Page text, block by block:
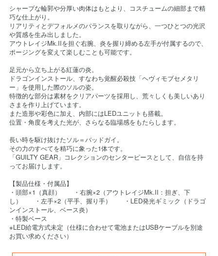
シャープな輪郭や分厚い肉体はもとより、コスチュームの細部まで精
巧な仕上がり。
リアリティとデフォルメのバランスを取りながら、一つひとつの光沢
や質感を生み出しました。
アウトレイジMk.IIを担ぐ右腕、炎を握り締める左手が付属するので、
ポージングを変えて楽しむことも可能です。
足元から立ち上がる紅蓮の炎。
ドラゴンインストール、すなわち覚醒必殺技「ヘヴィモブセメタリ
ー」を使用した際のソルの姿。
特徴的な部分は素材をクリアパーツを採用し、荒々しくも美しいあり
さまを作り上げています。
また造形や彩色に加え、内部にはLEDユニットも搭載。
位置・角度を考えた光が、さらなる臨場感をもたらします。
長い時を駆け抜けたソル＝バッドガイ。
その力のすべてを精巧に象った1体です。
「GUILTY GEAR」コレクションのセンターピースとして、自信を持
ってお届けします。
【製品仕様・付属品】
・頭部×1（真顔） ・右腕×2（アウトレイジMk.II：担ぎ、下
し） ・左手×2（平手、握り手） ・LED発光ギミック（ドラゴ
ンインストール、ベース炎）
・特製ベース
※LED給電方式未定（仕様に合わせて電池またはUSBケーブルを別途
お買い求めください）